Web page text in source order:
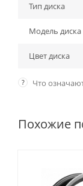
Тип диска
Модель диска
Цвет диска
? Что
Похожие